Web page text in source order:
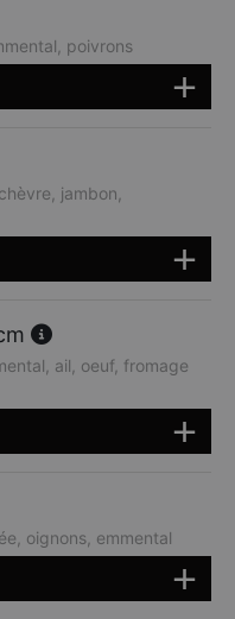
poivrons
jambon,
ail, oeuf, fromage
oignons, emmental